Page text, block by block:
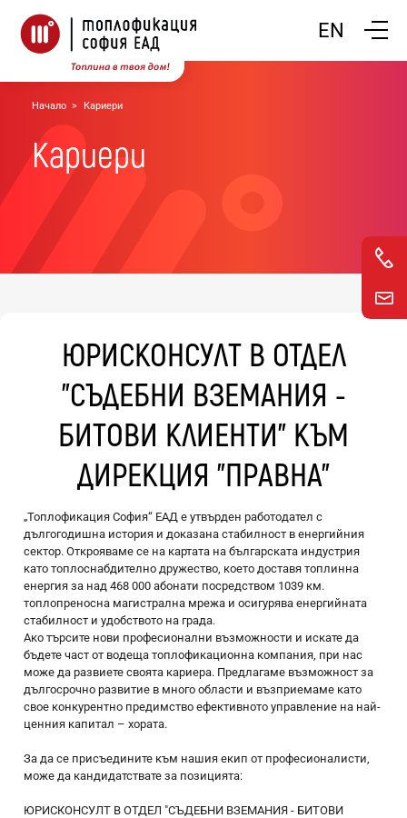
EN
Начало Кариери
Кариери
ЮРИСКОНСУЛТ В ОТДЕЛ
"СЪДЕБНИ ВЗЕМАНИЯ -
БИТОВИ КЛИЕНТИ" КЪМ
ДИРЕКЦИЯ "ПРАВНА"
„Топлофикация София“ ЕАД е утвърден работодател с
дългогодишна история и доказана стабилност в енергийния
сектор. Открояваме се на картата на българската индустрия
като топлоснабдително дружество, което доставя топлинна
енергия за над 468 000 абонати посредством 1039 км.
топлопреносна магистрална мрежа и осигурява енергийната
стабилност и удобството на града.
Ако търсите нови професионални възможности и искате да
бъдете част от водеща топлофикационна компания, при нас
може да развиете своята кариера. Предлагаме възможност за
дългосрочно развитие в много области и възприемаме като
свое конкурентно предимство ефективното управление на най-
ценния капитал – хората.
За да се присъедините към нашия екип от професионалисти,
може да кандидатствате за позицията:
ЮРИСКОНСУЛТ В ОТДЕЛ "СЪДЕБНИ ВЗЕМАНИЯ - БИТОВИ